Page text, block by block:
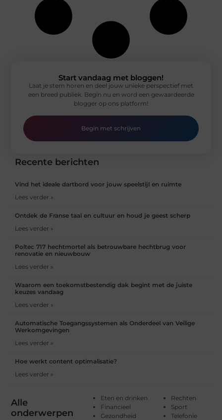
Alle
onderwerpen
Eten en drinken
Financieel
Gezondheid
Rechten
Sport
Telefonie
Recente berichten
Vind het ideale dartbord voor jouw speelstijl en ruimte
Lees verder »
Ontdek de Franse taal en cultuur en houd je geest scherp
Lees verder »
Poltec 717 hechtmortel als betrouwbare hechtbrug voor
renovatie en nieuwbouw
Lees verder »
Waarom een toekomstbestendig dak begint met de juiste
keuzes vandaag
Lees verder »
Automatische Toegangssystemen als Onderdeel van Veilige
Werkomgevingen
Lees verder »
Hoe werkt content optimalisatie?
Lees verder »
Start vandaag met bloggen!
Laat je stem horen en deel jouw unieke perspectief met
een breed publiek. Begin nu en word een gewaardeerde
blogger op ons platform!
Begin met schrijven